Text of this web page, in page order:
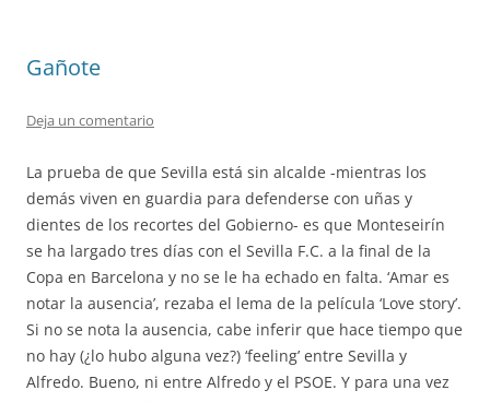
Gañote
Deja un comentario
La prueba de que Sevilla está sin alcalde -mientras los
demás viven en guardia para defenderse con uñas y
dientes de los recortes del Gobierno- es que Monteseirín
se ha largado tres días con el Sevilla F.C. a la final de la
Copa en Barcelona y no se le ha echado en falta. ‘Amar es
notar la ausencia’, rezaba el lema de la película ‘Love story’.
Si no se nota la ausencia, cabe inferir que hace tiempo que
no hay (¿lo hubo alguna vez?) ‘feeling’ entre Sevilla y
Alfredo. Bueno, ni entre Alfredo y el PSOE. Y para una vez